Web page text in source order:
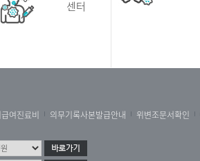
센터
여진료비 의무기록사본발급안내 위변조문서확인